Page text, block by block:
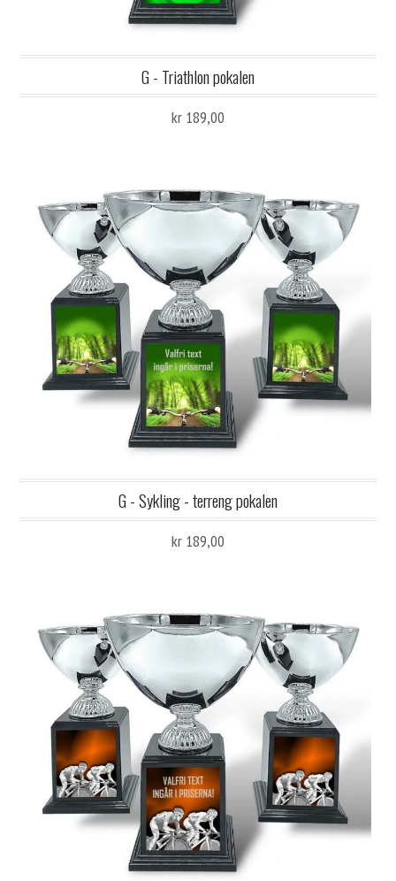
G - Triathlon pokalen
kr 189,00
G - Sykling - terreng pokalen
kr 189,00